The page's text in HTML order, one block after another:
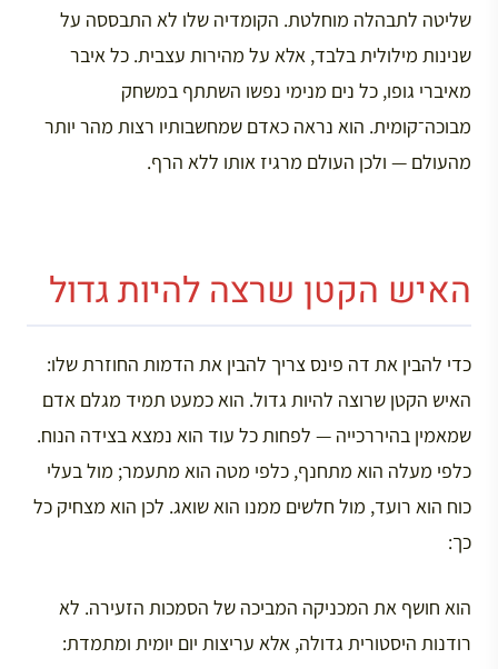
שליטה לתבהלה מוחלטת. הקומדיה שלו לא התבססה על
שנינות מילולית בלבד, אלא על מהירות עצבית. כל איבר
מאיברי גופו, כל נים מנימי נפשו השתתף במשחק
מבוכה־קומית. הוא נראה כאדם שמחשבותיו רצות מהר יותר
מהעולם — ולכן העולם מרגיז אותו ללא הרף.
האיש הקטן שרצה להיות גדול
כדי להבין את דה פינס צריך להבין את הדמות החוזרת שלו:
האיש הקטן שרוצה להיות גדול. הוא כמעט תמיד מגלם אדם
שמאמין בהיררכייה — לפחות כל עוד הוא נמצא בצידה הנוח.
כלפי מעלה הוא מתחנף, כלפי מטה הוא מתעמר; מול בעלי
כוח הוא רועד, מול חלשים ממנו הוא שואג. לכן הוא מצחיק כל
כך:
הוא חושף את המכניקה המביכה של הסמכות הזעירה. לא
רודנות היסטורית גדולה, אלא עריצות יום יומית ומתמדת: